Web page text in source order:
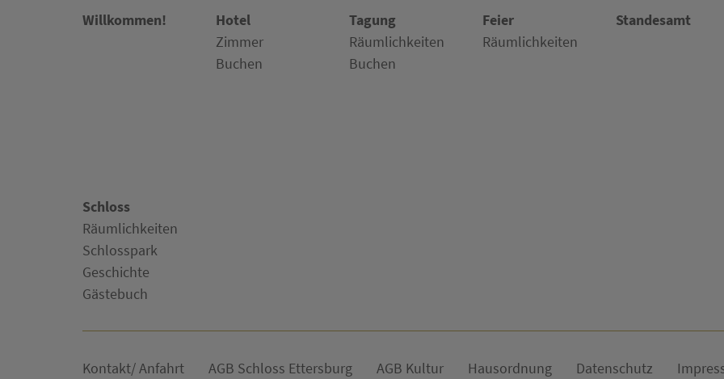
Willkommen!
Hotel
Zimmer
Buchen
Tagung
Räumlichkeiten
Buchen
Feier
Räumlichkeiten
Standesamt
Schloss
Räumlichkeiten
Schlosspark
Geschichte
Gästebuch
Kontakt/ Anfahrt AGB Schloss Ettersburg AGB Kultur Hausordnung Datenschutz